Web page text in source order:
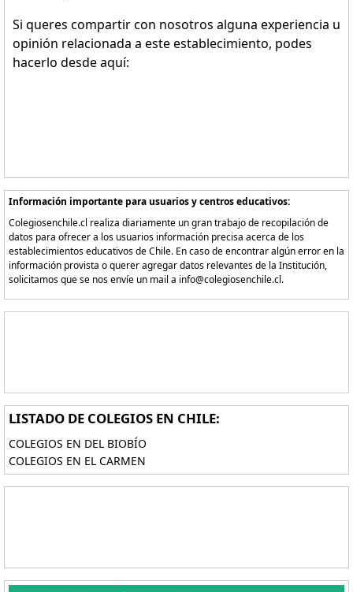
Si queres compartir con nosotros alguna experiencia u
opinión relacionada a este establecimiento, podes
hacerlo desde aquí:
Información importante para usuarios y centros educativos:
Colegiosenchile.cl realiza diariamente un gran trabajo de recopilación de
datos para ofrecer a los usuarios información precisa acerca de los
establecimientos educativos de Chile. En caso de encontrar algún error en la
información provista o querer agregar datos relevantes de la Institución,
solicitamos que se nos envíe un mail a info@colegiosenchile.cl.
LISTADO DE COLEGIOS EN CHILE:
COLEGIOS EN DEL BIOBÍO
COLEGIOS EN EL CARMEN